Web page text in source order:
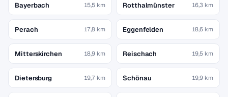
Bayerbach 15,5 km Rotthalmünster 16,3 km
Perach 17,8 km Eggenfelden 18,6 km
Mitterskirchen 18,9 km Reischach 19,5 km
Dietersburg 19,7 km Schönau 19,9 km